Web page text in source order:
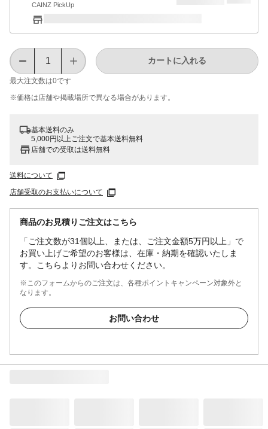
CAINZ PickUp
最大注文数は0です
カートに入れる
※価格は​店舗や​掲載場所で​異なる​場合が​あります。
基本送料のみ
5,000円以上ご注文で基本送料無料
店舗での受取は送料無料
送料について
店舗受取のお支払いについて
商品のお見積りご注文はこちら
「ご注文数が31個以上、または、ご注文金額5万円以上」で
お買い上げご希望のお客様は、在庫・納期を確認いたしま
す。こちらよりお問い合わせください。
※このフォームからのご注文は、各種ポイントキャンペーン対象外と
なります。
お問い合わせ